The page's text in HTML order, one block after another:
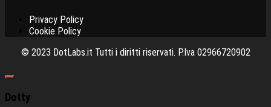
Privacy Policy
Cookie Policy
© 2023 DotLabs.it Tutti i diritti riservati. P.Iva 02966720902
Dotty